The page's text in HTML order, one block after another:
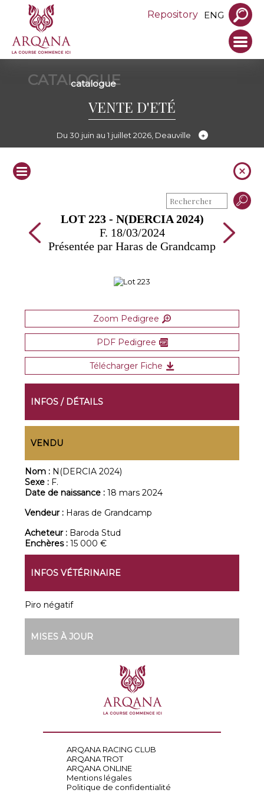
Repository ENG
CATALOGUE
catalogue
VENTE D'ETÉ
Du 30 juin au 1 juillet 2026, Deauville
LOT 223 - N(DERCIA 2024)
F. 18/03/2024
Présentée par Haras de Grandcamp
Zoom Pedigree
PDF Pedigree
Télécharger Fiche
INFOS / DÉTAILS
VENDU
Nom : N(DERCIA 2024)
Sexe : F.
Date de naissance :18 mars 2024
Vendeur : Haras de Grandcamp
Acheteur : Baroda Stud
Enchères :15 000 €
INFOS VÉTÉRINAIRE
Piro négatif
MISES À JOUR
ARQANA RACING CLUB
ARQANA TROT
ARQANA ONLINE
Mentions légales
Politique de confidentialité